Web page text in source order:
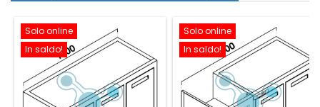
Solo online
In saldo!
Solo online
In saldo!